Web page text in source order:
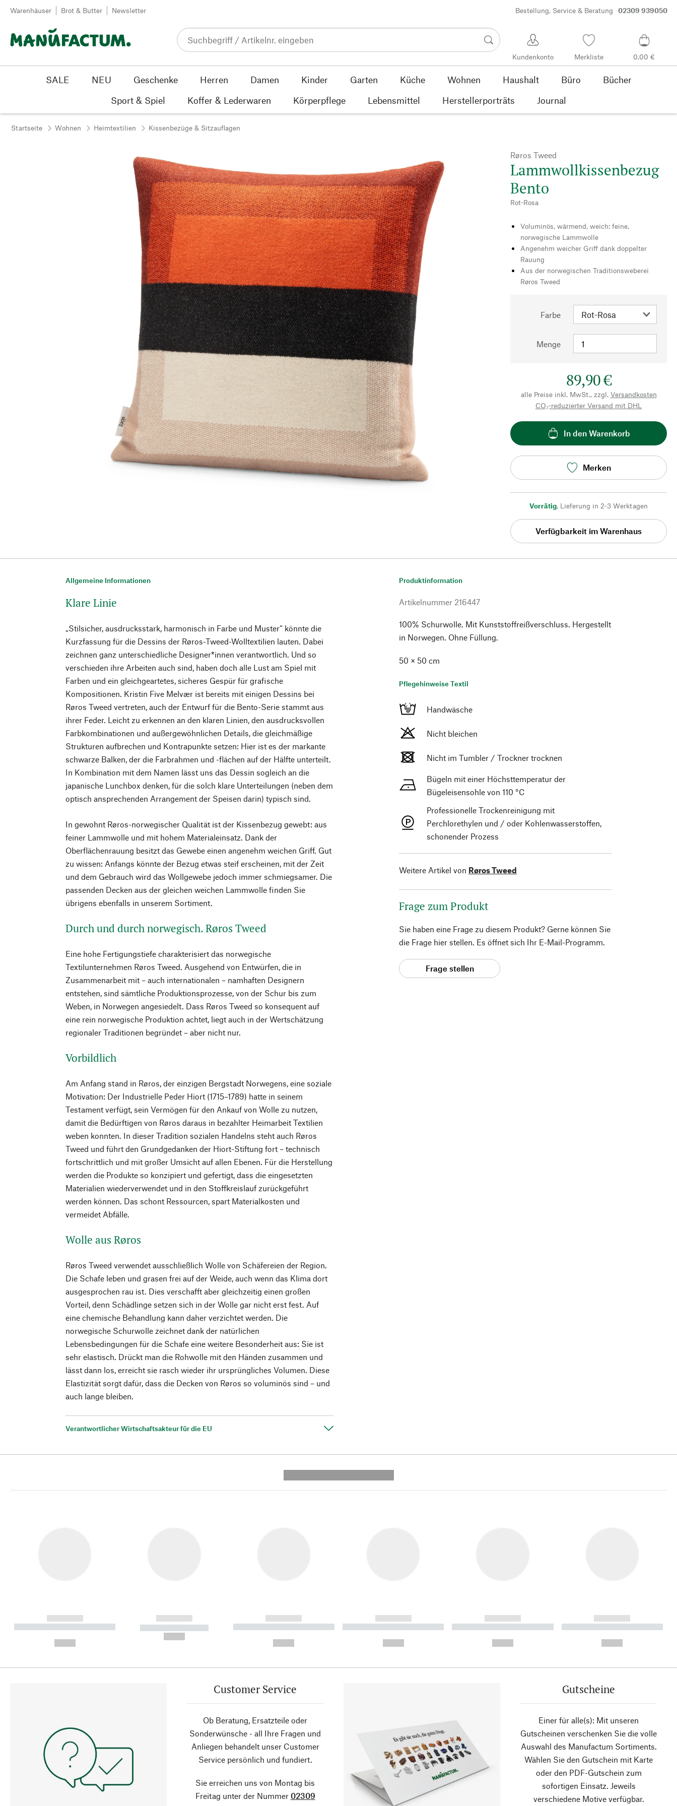
Zum Inhalt springen
Warenhäuser Brot & Butter Newsletter Bestellung, Service & Beratung 02309 939050
Kundenkonto Merkliste 0,00 €
SALE NEU Geschenke Herren Damen Kinder Garten Küche Wohnen Haushalt Büro
Bücher
Sport & Spiel
Koffer & Lederwaren Körperpflege Lebensmittel Herstellerporträts Journal
Startseite Wohnen Heimtextilien Kissenbezüge & Sitzauflagen
Røros Tweed
Lammwollkissenbezug
Bento
Rot-Rosa
Voluminös, wärmend, weich: feine,
norwegische Lammwolle
Angenehm weicher Griff dank doppelter
Rauung
Aus der norwegischen Traditionsweberei
Røros Tweed
Farbe
Menge
89,90 €
alle Preise inkl. MwSt., zzgl. Versandkosten
CO₂-reduzierter Versand mit DHL
In den Warenkorb
Merken
Vorrätig, Lieferung in 2-3 Werktagen
Verfügbarkeit im Warenhaus
Allgemeine Informationen
Klare Linie
„Stilsicher, ausdrucksstark, harmonisch in Farbe und Muster“ könnte die
Kurzfassung für die Dessins der Røros-Tweed-Wolltextilien lauten. Dabei
zeichnen ganz unterschiedliche Designer*innen verantwortlich. Und so
verschieden ihre Arbeiten auch sind, haben doch alle Lust am Spiel mit
Farben und ein gleichgeartetes, sicheres Gespür für grafische
Kompositionen. Kristin Five Melvær ist bereits mit einigen Dessins bei
Røros Tweed vertreten, auch der Entwurf für die Bento-Serie stammt aus
ihrer Feder. Leicht zu erkennen an den klaren Linien, den ausdrucksvollen
Farbkombinationen und außergewöhnlichen Details, die gleichmäßige
Strukturen aufbrechen und Kontrapunkte setzen: Hier ist es der markante
schwarze Balken, der die Farbrahmen und -flächen auf der Hälfte unterteilt.
In Kombination mit dem Namen lässt uns das Dessin sogleich an die
japanische Lunchbox denken, für die solch klare Unterteilungen (neben dem
optisch ansprechenden Arrangement der Speisen darin) typisch sind.
In gewohnt Røros-norwegischer Qualität ist der Kissenbezug gewebt: aus
feiner Lammwolle und mit hohem Materialeinsatz. Dank der
Oberflächenrauung besitzt das Gewebe einen angenehm weichen Griff. Gut
zu wissen: Anfangs könnte der Bezug etwas steif erscheinen, mit der Zeit
und dem Gebrauch wird das Wollgewebe jedoch immer schmiegsamer. Die
passenden Decken aus der gleichen weichen Lammwolle finden Sie
übrigens ebenfalls in unserem Sortiment.
Durch und durch norwegisch. Røros Tweed
Eine hohe Fertigungstiefe charakterisiert das norwegische
Textilunternehmen Røros Tweed. Ausgehend von Entwürfen, die in
Zusammenarbeit mit – auch internationalen – namhaften Designern
entstehen, sind sämtliche Produktionsprozesse, von der Schur bis zum
Weben, in Norwegen angesiedelt. Dass Røros Tweed so konsequent auf
eine rein norwegische Produktion achtet, liegt auch in der Wertschätzung
regionaler Traditionen begründet – aber nicht nur.
Vorbildlich
Am Anfang stand in Røros, der einzigen Bergstadt Norwegens, eine soziale
Motivation: Der Industrielle Peder Hiort (1715–1789) hatte in seinem
Testament verfügt, sein Vermögen für den Ankauf von Wolle zu nutzen,
damit die Bedürftigen von Røros daraus in bezahlter Heimarbeit Textilien
weben konnten. In dieser Tradition sozialen Handelns steht auch Røros
Tweed und führt den Grundgedanken der Hiort-Stiftung fort – technisch
fortschrittlich und mit großer Umsicht auf allen Ebenen. Für die Herstellung
werden die Produkte so konzipiert und gefertigt, dass die eingesetzten
Materialien wiederverwendet und in den Stoffkreislauf zurückgeführt
werden können. Das schont Ressourcen, spart Materialkosten und
vermeidet Abfälle.
Wolle aus Røros
Røros Tweed verwendet ausschließlich Wolle von Schäfereien der Region.
Die Schafe leben und grasen frei auf der Weide, auch wenn das Klima dort
ausgesprochen rau ist. Dies verschafft aber gleichzeitig einen großen
Vorteil, denn Schädlinge setzen sich in der Wolle gar nicht erst fest. Auf
eine chemische Behandlung kann daher verzichtet werden. Die
norwegische Schurwolle zeichnet dank der natürlichen
Lebensbedingungen für die Schafe eine weitere Besonderheit aus: Sie ist
sehr elastisch. Drückt man die Rohwolle mit den Händen zusammen und
lässt dann los, erreicht sie rasch wieder ihr ursprüngliches Volumen. Diese
Elastizität sorgt dafür, dass die Decken von Røros so voluminös sind – und
auch lange bleiben.
Verantwortlicher Wirtschaftsakteur für die EU
Produktinformation
Artikelnummer 216447
100% Schurwolle. Mit Kunststoffreißverschluss. Hergestellt
in Norwegen. Ohne Füllung.
50 × 50 cm
Pflegehinweise Textil
Handwäsche
Nicht bleichen
Nicht im Tumbler / Trockner trocknen
Bügeln mit einer Höchsttemperatur der
Bügeleisensohle von 110 °C
Professionelle Trockenreinigung mit
Perchlorethylen und / oder Kohlenwasserstoffen,
schonender Prozess
Weitere Artikel von Røros Tweed
Frage zum Produkt
Sie haben eine Frage zu diesem Produkt? Gerne können Sie
die Frage hier stellen. Es öffnet sich Ihr E-Mail-Programm.
Frage stellen
------------
----------- ----------- ----------
------------
----------- -----------
------------
----------- ----------- ----------
------------
----------- ----------- ----------
------------
----------- ----------- ----------
------------
----------- ----------- ----------
Customer Service
Ob Beratung, Ersatzteile oder
Sonderwünsche - all Ihre Fragen und
Anliegen behandelt unser Customer
Service persönlich und fundiert.
Sie erreichen uns von Montag bis
Freitag unter der Nummer 02309
Gutscheine
Einer für alle(s): Mit unseren
Gutscheinen verschenken Sie die volle
Auswahl des Manufactum Sortiments.
Wählen Sie den Gutschein mit Karte
oder den PDF-Gutschein zum
sofortigen Einsatz. Jeweils
verschiedene Motive verfügbar.